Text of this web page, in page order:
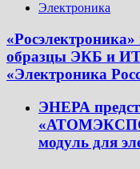
Электроника
образцы ЭКБ и
«Электроника
ЭНЕРА
модуль для